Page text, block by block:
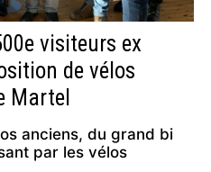
visiteurs ex
de vélos
Martel
anciens, du grand bi
par les vélos